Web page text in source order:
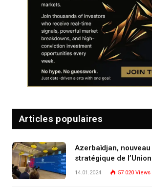
Articles populaires
Azerbaïdjan,
stratégique de
14.01.2024 57 020 Views